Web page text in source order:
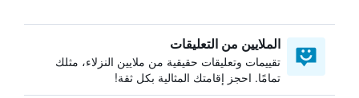
الملايين من التعليقات
تقييمات وتعليقات حقيقية من ملايين النزلاء، مثلك
تمامًا. احجز إقامتك المثالية بكل ثقة!